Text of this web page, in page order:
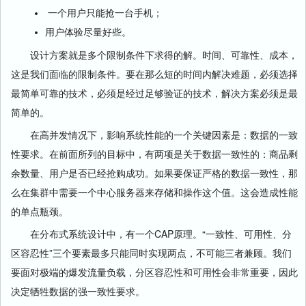
一个用户只能抢一台手机；
用户体验尽量好些。
设计方案就是多个限制条件下求得的解。时间、可靠性、成本，
这是我们面临的限制条件。要在那么短的时间内解决难题，必须选择
最简单可靠的技术，必须是经过足够验证的技术，解决方案必须是最
简单的。
在高并发情况下，影响系统性能的一个关键因素是：数据的一致
性要求。在前面所列的目标中，有两项是关于数据一致性的：商品剩
余数量、用户是否已经抢购成功。如果要保证严格的数据一致性，那
么在集群中需要一个中心服务器来存储和操作这个值。这会造成性能
的单点瓶颈。
在分布式系统设计中，有一个CAP原理。“一致性、可用性、分
区容忍性”三个要素最多只能同时实现两点，不可能三者兼顾。我们
要面对极端的爆发流量负载，分区容忍性和可用性会非常重要，因此
决定牺牲数据的强一致性要求。